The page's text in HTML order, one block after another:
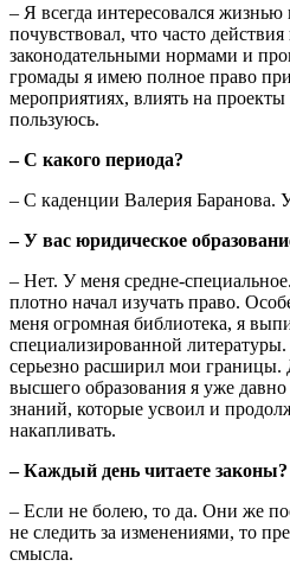
– Я всегда интересовался
почувствовал, что часто действия
законодательными нормами и
громады я имею полное право
мероприятиях, влиять на
пользуюсь.
– С какого периода?
– С каденции Валерия Баранова.
– У вас юридическое
– Нет. У меня средне-
плотно начал изучать право.
меня огромная библиотека, я
специализированной
серьезно расширил мои границы.
высшего образования я уже
знаний, которые усвоил и
накапливать.
– Каждый день читаете законы?
– Если не болею, то да. Они же
не следить за изменениями, то
смысла.